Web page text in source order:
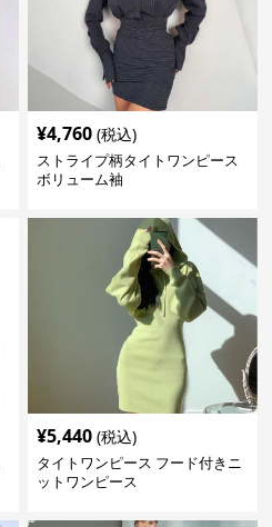
¥4,760 (税込)
ストライプ柄タイトワンピース
ボリューム袖
¥5,440 (税込)
タイトワンピース フード付きニ
ットワンピース